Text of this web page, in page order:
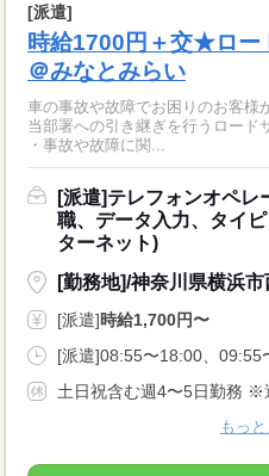
[派遣]
時給1700円＋交★ロー
＠みなとみらい
車の事故や故障でお困りのお客様
当部署への引き継ぎを行うロード
・事故や故障に関...
[派遣]テレフォンオペレ
職、データ入力、タイ
ターネット)
[勤務地]/神奈川県横浜
[派遣]時給1,700円〜
[派遣]08:55〜18:00、
土日祝含む週4〜5日勤務 ※
もっ